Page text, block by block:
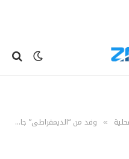
» وفد من “الديمقراطي” جال على المرجعيات الدينية وهنّأ الفائزين في الانتخابات البلدية والاختيارية في قضاء حاصبيا